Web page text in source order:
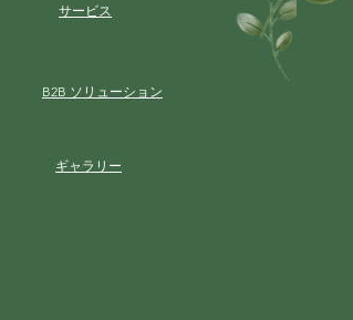
サービス
B2B ソリューション
ギャラリー